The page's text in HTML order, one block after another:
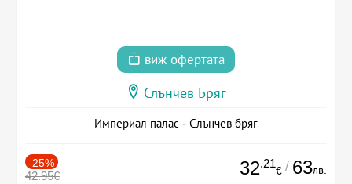
виж офертата
Слънчев Бряг
Империал палас - Слънчев бряг
-25%
42.95€ 32.21
€ / 63лв.